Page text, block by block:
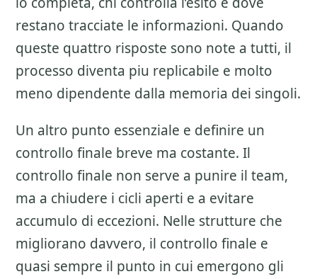
restano tracciate le informazioni. Quando
queste quattro risposte sono note a tutti, il
processo diventa piu replicabile e molto
meno dipendente dalla memoria dei singoli.
Un altro punto essenziale e definire un
controllo finale breve ma costante. Il
controllo finale non serve a punire il team,
ma a chiudere i cicli aperti e a evitare
accumulo di eccezioni. Nelle strutture che
migliorano davvero, il controllo finale e
quasi sempre il punto in cui emergono gli